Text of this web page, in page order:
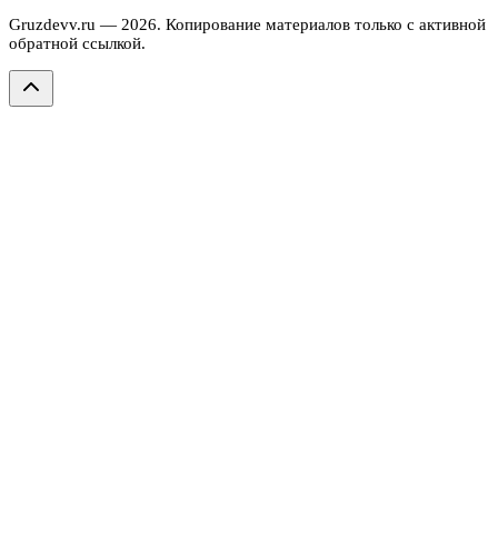
Gruzdevv.ru — 2026. Копирование материалов только с активной
обратной ссылкой.